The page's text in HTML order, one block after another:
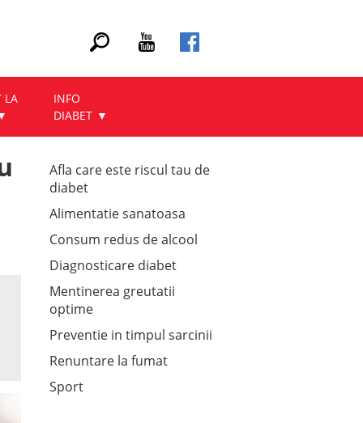
LA
INFO
DIABET
Afla care este riscul tau de
diabet
Alimentatie sanatoasa
Consum redus de alcool
Diagnosticare diabet
Mentinerea greutatii
optime
Preventie in timpul sarcinii
Renuntare la fumat
Sport